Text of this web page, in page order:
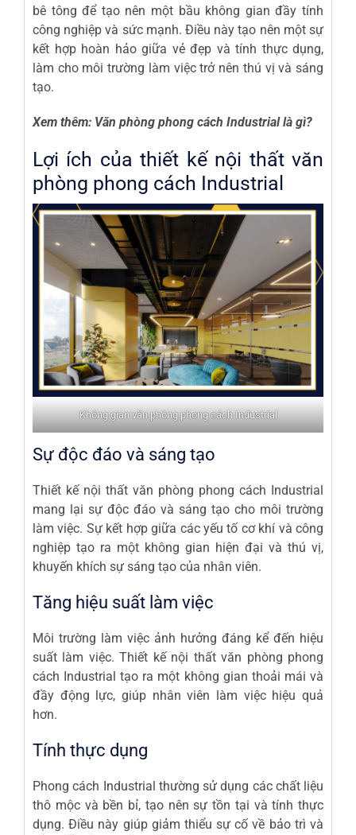
bê tông để tạo nên một bầu không gian đầy tính
công nghiệp và sức mạnh. Điều này tạo nên một sự
kết hợp hoàn hảo giữa vẻ đẹp và tính thực dụng,
làm cho môi trường làm việc trở nên thú vị và sáng
tạo.
Xem thêm: Văn phòng phong cách Industrial là gì?
Lợi ích của thiết kế nội thất văn
phòng phong cách Industrial
Không gian văn phòng phong cách Industrial
Sự độc đáo và sáng tạo
Thiết kế nội thất văn phòng phong cách Industrial
mang lại sự độc đáo và sáng tạo cho môi trường
làm việc. Sự kết hợp giữa các yếu tố cơ khí và công
nghiệp tạo ra một không gian hiện đại và thú vị,
khuyến khích sự sáng tạo của nhân viên.
Tăng hiệu suất làm việc
Môi trường làm việc ảnh hưởng đáng kể đến hiệu
suất làm việc. Thiết kế nội thất văn phòng phong
cách Industrial tạo ra một không gian thoải mái và
đầy động lực, giúp nhân viên làm việc hiệu quả
hơn.
Tính thực dụng
Phong cách Industrial thường sử dụng các chất liệu
thô mộc và bền bỉ, tạo nên sự tồn tại và tính thực
dụng. Điều này giúp giảm thiểu sự cố về bảo trì và